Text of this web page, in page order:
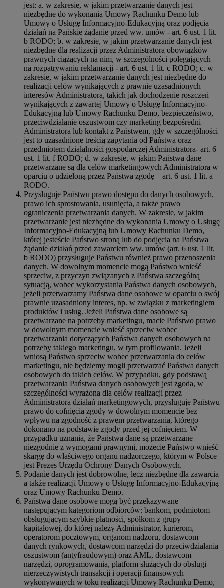
jest: a. w zakresie, w jakim przetwarzanie danych jest
niezbędne do wykonania Umowy Rachunku Demo lub
Umowy o Usługę Informacyjno-Edukacyjną oraz podjęcia
działań na Pańskie żądanie przed ww. umów - art. 6 ust. 1 lit.
b RODO; b. w zakresie, w jakim przetwarzanie danych jest
niezbędne dla realizacji przez Administratora obowiązków
prawnych ciążących na nim, w szczególności polegających
na rozpatrywaniu reklamacji - art. 6 ust. 1 lit. c RODO; c. w
zakresie, w jakim przetwarzanie danych jest niezbędne do
realizacji celów wynikających z prawnie uzasadnionych
interesów Administratora, takich jak dochodzenie roszczeń
wynikających z zawartej Umowy o Usługę Informacyjno-
Edukacyjną lub Umowy Rachunku Demo, bezpieczeństwo,
przeciwdziałanie oszustwom czy marketing bezpośredni
Administratora lub kontakt z Państwem, gdy w szczególności
jest to uzasadnione treścią zapytania od Państwa oraz
przedmiotem działalności gospodarczej Administratora- art. 6
ust. 1 lit. f RODO; d. w zakresie, w jakim Państwa dane
przetwarzane są dla celów marketingowych Administratora w
oparciu o udzieloną przez Państwa zgodę – art. 6 ust. 1 lit. a
RODO.
Przysługuje Państwu prawo dostępu do danych osobowych,
prawo ich sprostowania, usunięcia, a także prawo
ograniczenia przetwarzania danych. W zakresie, w jakim
przetwarzanie jest niezbędne do wykonania Umowy o Usługę
Informacyjno-Edukacyjną lub Umowy Rachunku Demo,
której jesteście Państwo stroną lub do podjęcia na Państwa
żądanie działań przed zawarciem ww. umów (art. 6 ust. 1 lit.
b RODO) przysługuje Państwu również prawo przenoszenia
danych. W dowolnym momencie mogą Państwo wnieść
sprzeciw, z przyczyn związanych z Państwa szczególną
sytuacją, wobec wykorzystania Państwa danych osobowych,
jeżeli przetwarzamy Państwa dane osobowe w oparciu o swój
prawnie uzasadniony interes, np. w związku z marketingiem
produktów i usług. Jeżeli Państwa dane osobowe są
przetwarzane na potrzeby marketingu, macie Państwo prawo
w dowolnym momencie wnieść sprzeciw wobec
przetwarzania dotyczących Państwa danych osobowych na
potrzeby takiego marketingu, w tym profilowania. Jeżeli
wniosą Państwo sprzeciw wobec przetwarzania do celów
marketingu, nie będziemy mogli przetwarzać Państwa danych
osobowych do takich celów. W przypadku, gdy podstawą
przetwarzania Państwa danych osobowych jest zgoda, w
szczególności wyrażona dla celów realizacji przez
Administratora działań marketingowych, przysługuje Państwu
prawo do cofnięcia zgody w dowolnym momencie bez
wpływu na zgodność z prawem przetwarzania, którego
dokonano na podstawie zgody przed jej cofnięciem. W
przypadku uznania, że Państwa dane są przetwarzane
niezgodnie z wymogami prawnymi, możecie Państwo wnieść
skargę do właściwego organu nadzorczego, którym w Polsce
jest Prezes Urzędu Ochrony Danych Osobowych.
Podanie danych jest dobrowolne, lecz niezbędne dla zawarcia
a także realizacji Umowy o Usługę Informacyjno-Edukacyjną
oraz Umowy Rachunku Demo.
Państwa dane osobowe mogą być przekazywane
następującym kategoriom odbiorców: bankom, podmiotom
obsługującym szybkie płatności, spółkom z grupy
kapitałowej, do której należy Administrator, kurierom,
operatorom pocztowym, organom nadzoru, dostawcom
danych rynkowych, dostawcom narzędzi do przeciwdziałania
oszustwom (antyfraudowym) oraz AML, dostawcom
narzędzi, oprogramowania, platform służących do obsługi
nierzeczywistych transakcji i operacji finansowych
wykonywanych w toku realizacji Umowy Rachunku Demo,